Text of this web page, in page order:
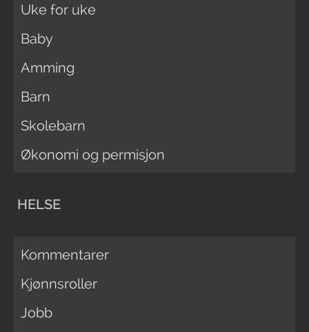
Uke for uke
Baby
Amming
Barn
Skolebarn
Økonomi og permisjon
HELSE
Kommentarer
Kjønnsroller
Jobb